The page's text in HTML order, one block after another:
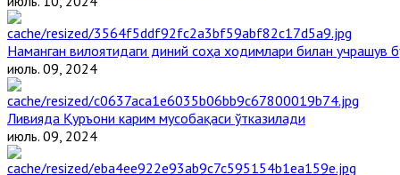
Наманган вилоятидаги диний соҳа ходимлари билан учрашув
июль. 09, 2024
Ливияда Қуръони карим мусобақаси ўтказилади
июль. 09, 2024